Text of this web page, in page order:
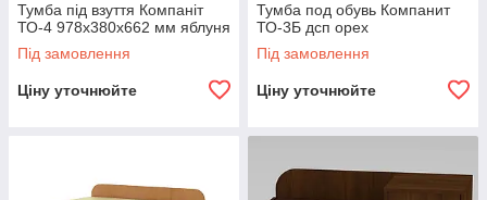
Тумба під взуття Компаніт
ТО-4 978х380х662 мм яблуня
Під замовлення
Ціну уточнюйте
Тумба под обувь Компанит
ТО-3Б дсп орех
Під замовлення
Ціну уточнюйте